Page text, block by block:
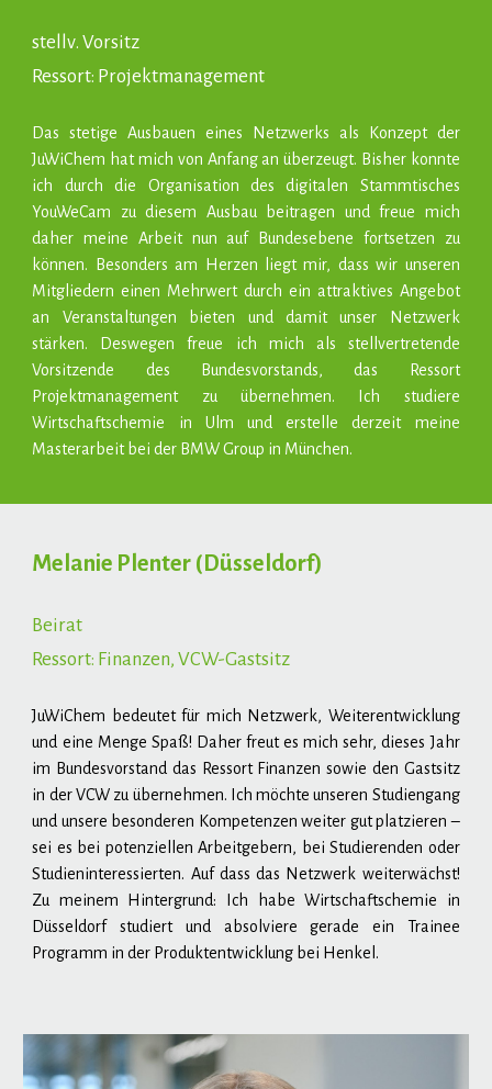
stellv. Vorsitz
Ressort: Projektmanagement
Das stetige Ausbauen eines Netzwerks als Konzept der
JuWiChem hat mich von Anfang an überzeugt. Bisher konnte
ich durch die Organisation des digitalen Stammtisches
YouWeCam zu diesem Ausbau beitragen und freue mich
daher meine Arbeit nun auf Bundesebene fortsetzen zu
können. Besonders am Herzen liegt mir, dass wir unseren
Mitgliedern einen Mehrwert durch ein attraktives Angebot
an Veranstaltungen bieten und damit unser Netzwerk
stärken. Deswegen freue ich mich als stellvertretende
Vorsitzende des Bundesvorstands, das Ressort
Projektmanagement zu übernehmen. Ich studiere
Wirtschaftschemie in Ulm und erstelle derzeit meine
Masterarbeit bei der BMW Group in München.
Melanie Plenter ( Düsseldorf)
Beirat
Ressort: Finanzen, VCW-Gastsitz
JuWiChem bedeutet für mich Netzwerk, Weiterentwicklung
und eine Menge Spaß! Daher freut es mich sehr, dieses Jahr
im Bundesvorstand das Ressort Finanzen sowie den Gastsitz
in der VCW zu übernehmen. Ich möchte unseren Studiengang
und unsere besonderen Kompetenzen weiter gut platzieren –
sei es bei potenziellen Arbeitgebern, bei Studierenden oder
Studieninteressierten. Auf dass das Netzwerk weiterwächst!
Zu meinem Hintergrund: Ich habe Wirtschaftschemie in
Düsseldorf studiert und absolviere gerade ein Trainee
Programm in der Produktentwicklung bei Henkel.